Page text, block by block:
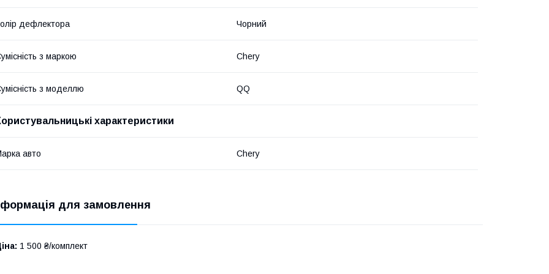
дефлектора Чорний
з маркою Chery
з моделлю QQ
характеристики
авто Chery
для замовлення
1 500 ₴/комплект